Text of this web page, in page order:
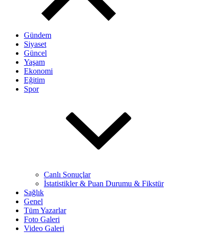
Gündem
Siyaset
Güncel
Yaşam
Ekonomi
Eğitim
Spor
Canlı Sonuçlar
İstatistikler & Puan Durumu & Fikstür
Sağlık
Genel
Tüm Yazarlar
Foto Galeri
Video Galeri